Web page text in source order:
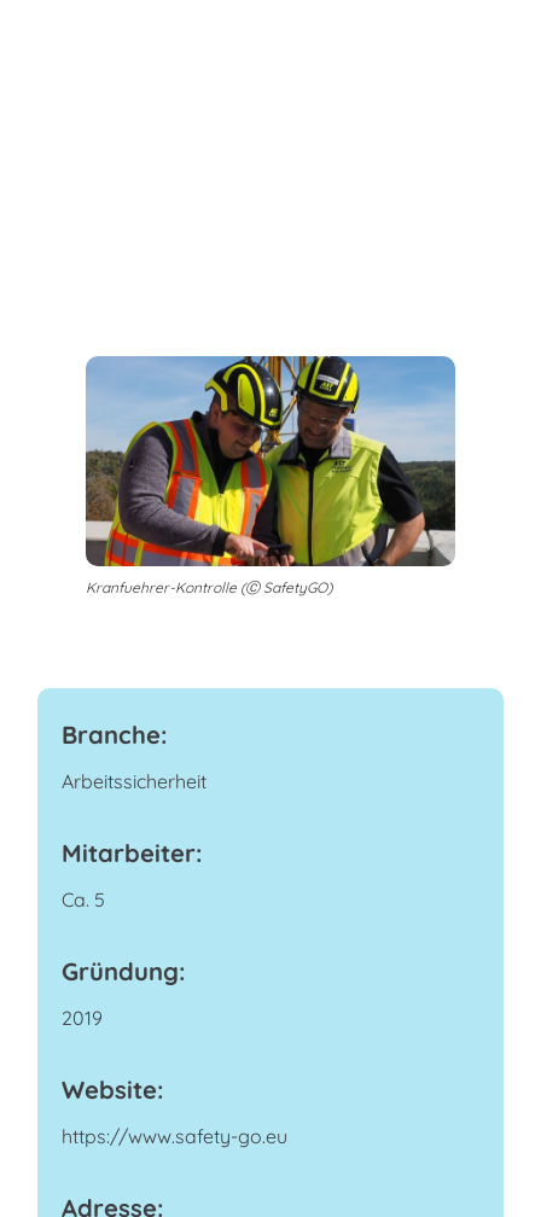
Kranfuehrer-Kontrolle (Ⓒ SafetyGO)
Branche:
Arbeitssicherheit
Mitarbeiter:
Ca. 5
Gründung:
2019
Website:
https://www.safety-go.eu
Adresse: